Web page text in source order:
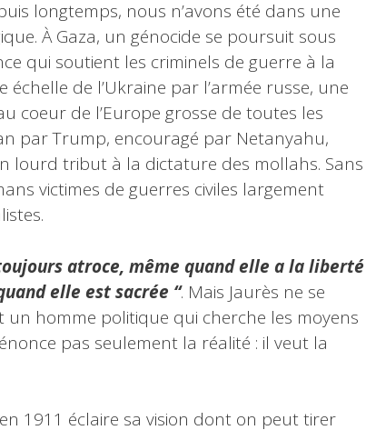
longtemps, nous n’avons été dans une
À Gaza, un génocide se poursuit sous
qui soutient les criminels de guerre à la
échelle de l’Ukraine par l’armée russe, une
coeur de l’Europe grosse de toutes les
par Trump, encouragé par Netanyahu,
lourd tribut à la dictature des mollahs. Sans
victimes de guerres civiles largement
atroce, même quand elle a la liberté
elle est sacrée “. Mais Jaurès ne se
un homme politique qui cherche les moyens
pas seulement la réalité : il veut la
1911 éclaire sa vision dont on peut tirer